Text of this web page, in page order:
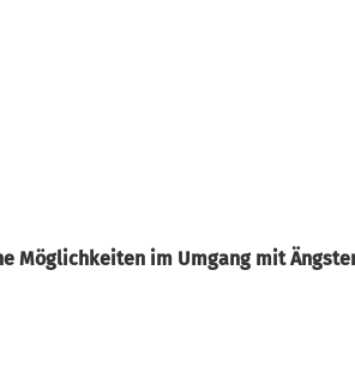
Möglichkeiten im Umgang mit